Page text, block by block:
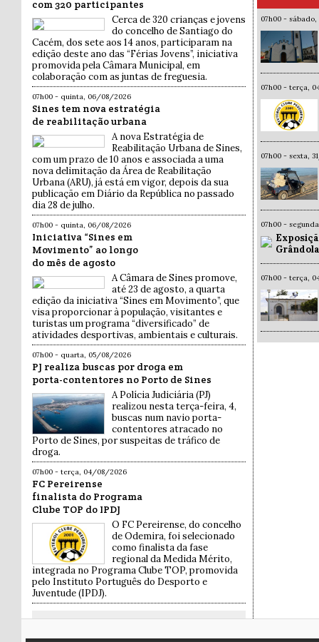
com 320 participantes
Cerca de 320 crianças e jovens
do concelho de Santiago do
Cacém, dos sete aos 14 anos, participaram na
edição deste ano das “Férias Jovens”, iniciativa
promovida pela Câmara Municipal, em
colaboração com as juntas de freguesia.
07h00 - quinta, 06/08/2026
Sines tem nova estratégia
de reabilitação urbana
A nova Estratégia de
Reabilitação Urbana de Sines,
com um prazo de 10 anos e associada a uma
nova delimitação da Área de Reabilitação
Urbana (ARU), já está em vigor, depois da sua
publicação em Diário da República no passado
dia 28 de julho.
07h00 - quinta, 06/08/2026
Iniciativa “Sines em
Movimento” ao longo
do mês de agosto
A Câmara de Sines promove,
até 23 de agosto, a quarta
edição da iniciativa “Sines em Movimento”, que
visa proporcionar à população, visitantes e
turistas um programa “diversificado” de
atividades desportivas, ambientais e culturais.
07h00 - quarta, 05/08/2026
PJ realiza buscas por droga em
porta-contentores no Porto de Sines
A Polícia Judiciária (PJ)
realizou nesta terça-feira, 4,
buscas num navio porta-
contentores atracado no
Porto de Sines, por suspeitas de tráfico de
droga.
07h00 - terça, 04/08/2026
FC Pereirense
finalista do Programa
Clube TOP do IPDJ
O FC Pereirense, do concelho
de Odemira, foi selecionado
como finalista da fase
regional da Medida Mérito,
integrada no Programa Clube TOP, promovida
pelo Instituto Português do Desporto e
Juventude (IPDJ).
07h00 -
07h00 - terça,
07h00 - sexta,
07h00 -
07h00 - terça,